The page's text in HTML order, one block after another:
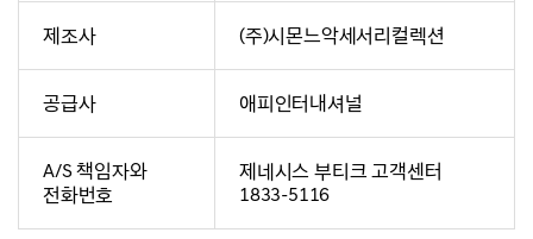
제조사 (주)시몬느악세서리컬렉션
공급사 애피인터내셔널
A/S 책임자와
전화번호
제네시스 부티크 고객센터
1833-5116